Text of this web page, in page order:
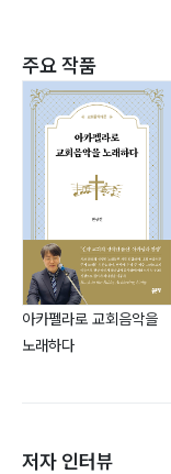
주요 작품
아카펠라로 교회음악을
노래하다
저자 인터뷰